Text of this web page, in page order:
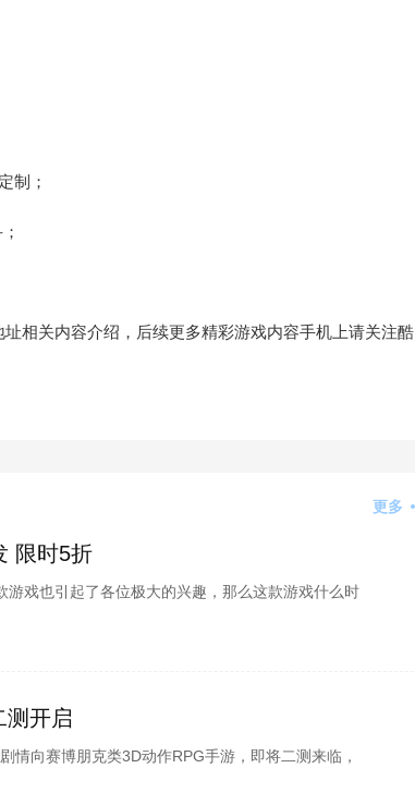
制；
相关内容介绍，后续更多精彩游戏内容手机上请关注酷
更多
限时5折
游戏也引起了各位极大的兴趣，那么这款游戏什么时
，别担心，酷酷游戏小编为各位整理了迷室3上线时
测开启
情向赛博朋克类3D动作RPG手游，即将二测来临，
多玩家也都感兴趣吧，酷酷游戏小编为各位整理了